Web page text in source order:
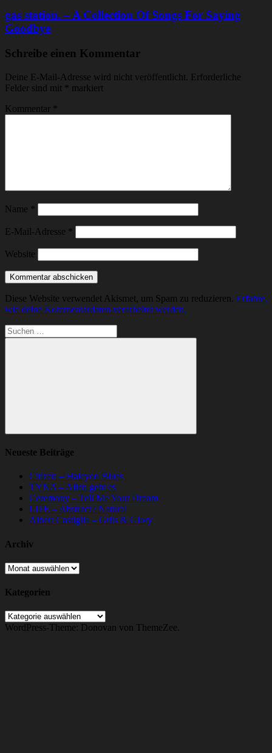
gas station. – A Collection Of Songs For Saying
Goodbye
Schreibe einen Kommentar
Deine E-Mail-Adresse wird nicht veröffentlicht. Erforderliche
Felder sind mit * markiert
Kommentar *
Name *
E-Mail-Adresse *
Website
Diese Website verwendet Akismet, um Spam zu reduzieren. Erfahre,
wie deine Kommentardaten verarbeitet werden.
Suchen
nach:
Suchen
Neueste Beiträge
Citizen – Halcyon Blues
TYNA – Allen geht es
Ceremony – Tell Me Your Dream
LIFE – Abstract / Natural
Albert Castiglia – Grits & Glory
Archiv
Archiv
Kategorien
Kategorien
WordPress-Theme: Donovan von ThemeZee.